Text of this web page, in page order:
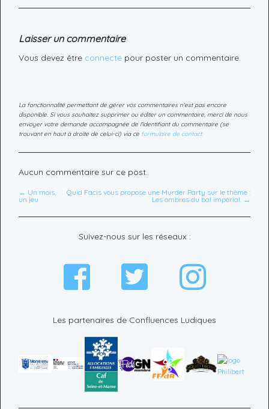
Laisser un commentaire
Vous devez être connecté pour poster un commentaire.
La fonctionnalité permettant de gérer vos commentaires n'est pas encore
disponible. Si vous souhaitez supprimer ou éditer un commentaire, merci de nous
envoyer votre demande accompagnée de l'identifiant du commentaire (se
trouvant en haut à droite de celui-ci) via ce formulaire de contact.
Aucun commentaire sur ce post.
← Un mois,
un jeu
Quid Facis vous propose une Murder Party sur le thème :
Les ombres du bal impérial. →
Les partenaires de Confluences Ludiques
Suivez-nous sur les réseaux :